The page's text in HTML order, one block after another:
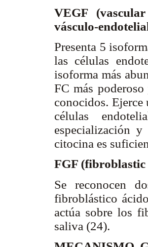
VEGF
vásculo-
Presenta 5
las células
isoforma más
FC más
conocidos.
células
especialización
citocina es
FGF
Se reconocen
fibroblástico
actúa sobre los
saliva (24).